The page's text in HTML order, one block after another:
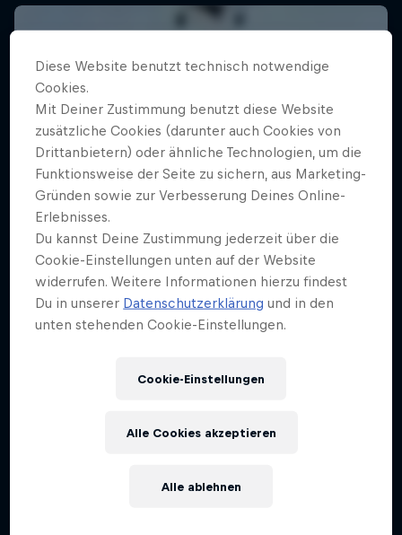
Alles über Luke Czepielas
Die Geschichte von Luke Czepielas
KUNSTFLIEGEN
Diese Website benutzt technisch notwendige
Cookies.
Mit Deiner Zustimmung benutzt diese Website
zusätzliche Cookies (darunter auch Cookies von
Drittanbietern) oder ähnliche Technologien, um die
Funktionsweise der Seite zu sichern, aus Marketing-
Gründen sowie zur Verbesserung Deines Online-
Erlebnisses.
Du kannst Deine Zustimmung jederzeit über die
Cookie-Einstellungen unten auf der Website
widerrufen. Weitere Informationen hierzu findest
Du in unserer Datenschutzerklärung und in den
unten stehenden Cookie-Einstellungen.
Cookie-Einstellungen
Alle ablehnen
Alle Cookies akzeptieren